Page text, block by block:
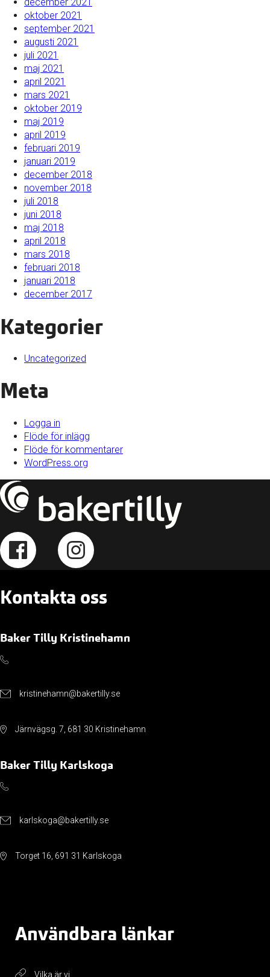
oktober 2021
september 2021
augusti 2021
juli 2021
maj 2021
april 2021
mars 2021
oktober 2019
maj 2019
april 2019
februari 2019
januari 2019
december 2018
november 2018
juli 2018
juni 2018
maj 2018
april 2018
mars 2018
februari 2018
januari 2018
december 2017
Kategorier
Uncategorized
Meta
Logga in
Flöde för inlägg
Flöde för kommentarer
WordPress.org
Kontakta oss
Baker Tilly Kristinehamn
kristinehamn@bakertilly.se
Järnvägsg. 7, 681 30 Kristinehamn
Baker Tilly Karlskoga
karlskoga@bakertilly.se
Torget 16, 691 31 Karlskoga
Användbara länkar
Vilka är vi